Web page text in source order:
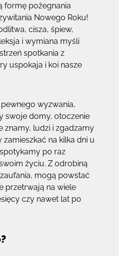
formę pożegnania
Nowego Roku!
cisza, śpiew,
i wymiana myśli
spotkania z
uspokaja i koi nasze
wyzwania,
swoje domy, otoczenie
znamy, ludzi i zgadzamy
zamieszkać na kilka dni u
po raz
życiu. Z odrobiną
mogą powstać
przetrwają na wiele
czy nawet lat po